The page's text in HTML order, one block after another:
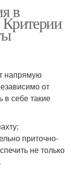
в
напрямую
от
в себе такие
приточно-
не только